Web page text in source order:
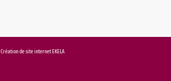
Création de site internet EKELA